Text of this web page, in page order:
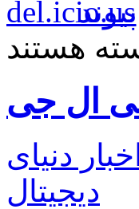
پیوند
هستند
اخبار دنیای
دیجیتال